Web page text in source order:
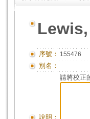
序號： 155476
別名：
說明：
請將校正